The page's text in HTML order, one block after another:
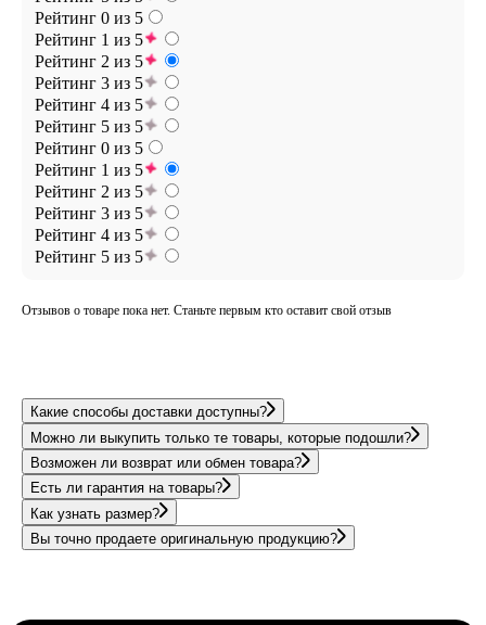
Рейтинг 0 из 5
Рейтинг 1 из 5
Рейтинг 2 из 5
Рейтинг 3 из 5
Рейтинг 4 из 5
Рейтинг 5 из 5
Рейтинг 0 из 5
Рейтинг 1 из 5
Рейтинг 2 из 5
Рейтинг 3 из 5
Рейтинг 4 из 5
Рейтинг 5 из 5
Отзывов о товаре пока нет. Станьте первым кто оставит свой отзыв
Какие способы доставки доступны?
Можно ли выкупить только те товары, которые подошли?
Возможен ли возврат или обмен товара?
Есть ли гарантия на товары?
Как узнать размер?
Вы точно продаете оригинальную продукцию?